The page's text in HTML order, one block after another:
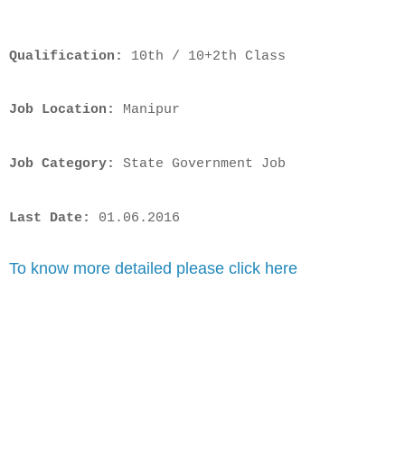
Qualification: 10th / 10+2th Class
Job Location: Manipur
Job Category: State Government Job
Last Date: 01.06.2016
To know more detailed please click here